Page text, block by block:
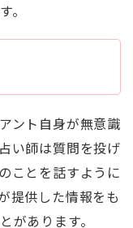
。
ント自身が無意識
い師は質問を投げ
ことを話すように
提供した情報をも
があります。